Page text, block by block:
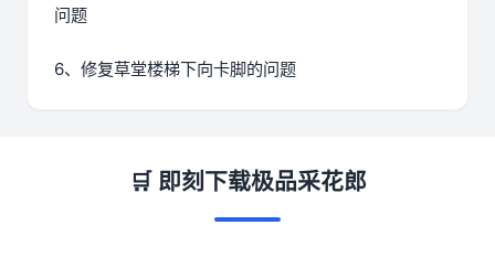
问题
6、修复草堂楼梯下向卡脚的问题
🛒 即刻下载极品采花郎